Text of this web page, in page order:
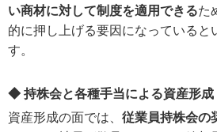
い商材に対して制度を適用できるた
的に押し上げる要因になっていると
す。
◆ 持株会と各種手当による資産形成
資産形成の面では、 従業員持株会の